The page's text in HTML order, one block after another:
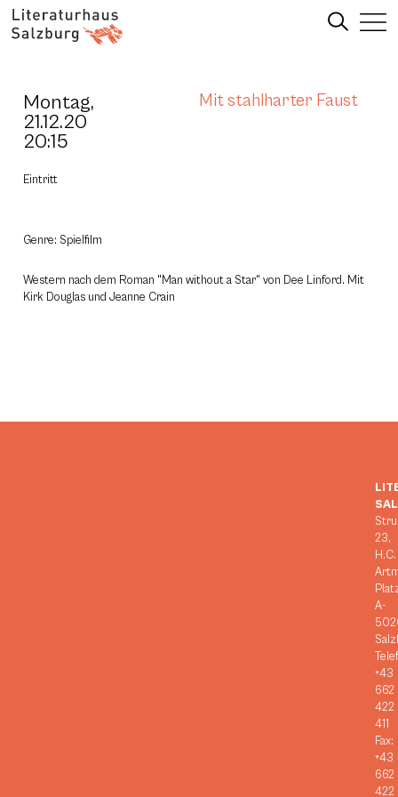
Montag,
21.12.20
20:15
Mit stahlharter Faust
Eintritt
Genre: Spielfilm
Western nach dem Roman "Man without a Star" von Dee Linford. Mit
Kirk Douglas und Jeanne Crain
23,
H.C.
A-
+43
662
422
411
Fax:
+43
662
422